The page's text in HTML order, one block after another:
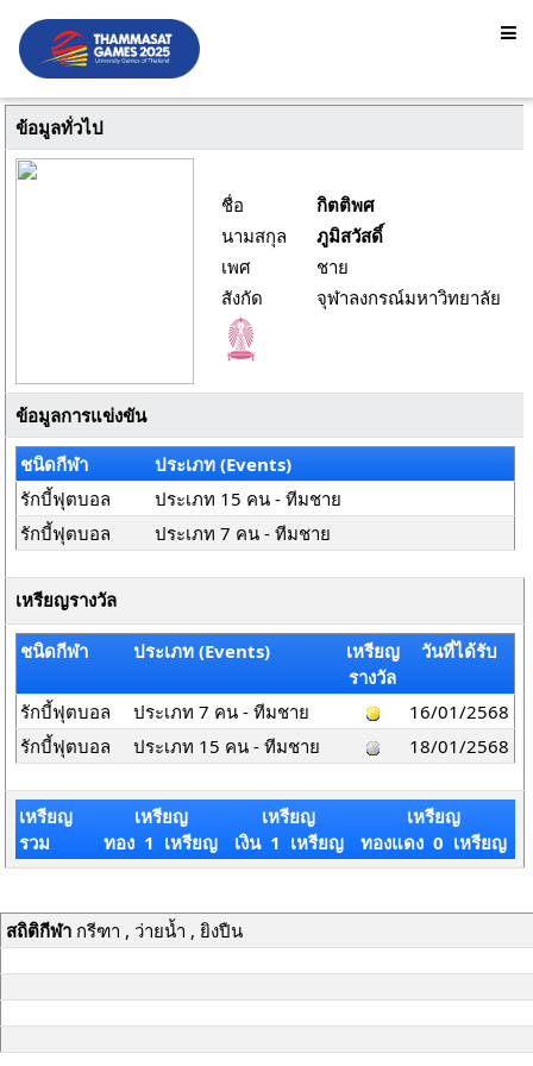
ข้อมูลทั่วไป
ชื่อ
กิตติพศ
นามสกุล
ภูมิสวัสดิ์
เพศ
ชาย
สังกัด
จุฬาลงกรณ์มหาวิทยาลัย
ข้อมูลการแข่งขัน
ชนิดกีฬา
ประเภท (Events)
รักบี้ฟุตบอล
ประเภท 15 คน - ทีมชาย
รักบี้ฟุตบอล
ประเภท 7 คน - ทีมชาย
เหรียญรางวัล
ชนิดกีฬา ประเภท (Events)
เหรียญ
รางวัล
วันที่ได้รับ
รักบี้ฟุตบอล ประเภท 7 คน - ทีมชาย
16/01/2568
รักบี้ฟุตบอล
ประเภท 15 คน - ทีมชาย 18/01/2568
เหรียญ
รวม
เหรียญ
ทอง 1 เหรียญ
เหรียญ
เงิน 1 เหรียญ
เหรียญ
ทองแดง 0 เหรียญ
สถิติกีฬากรีฑา , ว่ายน้ำ , ยิงปืน